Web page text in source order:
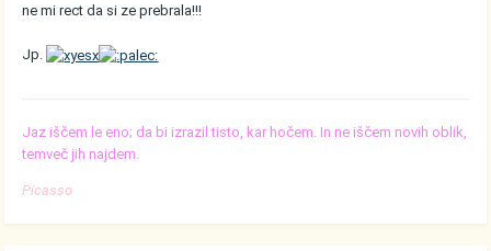
ne mi rect da si ze prebrala!!!
Jp.
Jaz iščem le eno; da bi izrazil tisto, kar hočem. In ne iščem novih oblik,
temveč jih najdem.
Picasso